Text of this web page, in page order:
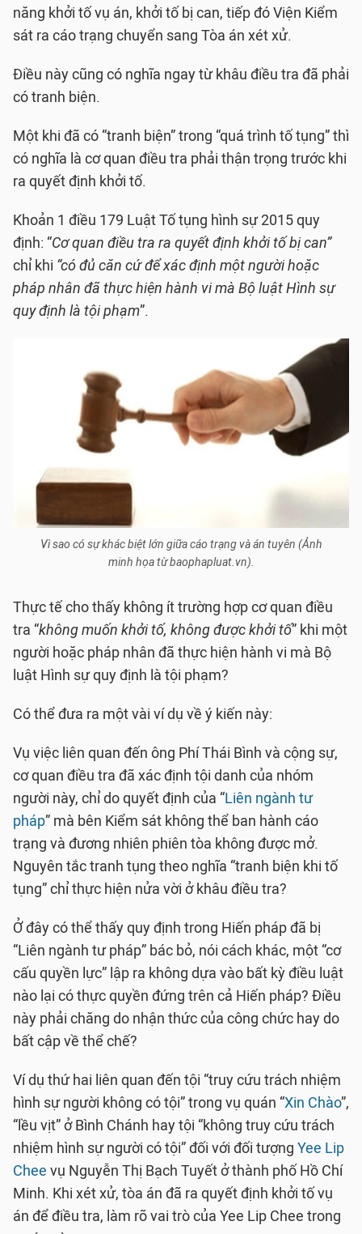
năng khởi tố vụ án, khởi tố bị can, tiếp đó Viện Kiểm
sát ra cáo trạng chuyển sang Tòa án xét xử.
Điều này cũng có nghĩa ngay từ khâu điều tra đã phải
có tranh biện.
Một khi đã có “tranh biện” trong “quá trình tố tụng” thì
có nghĩa là cơ quan điều tra phải thận trọng trước khi
ra quyết định khởi tố.
Khoản 1 điều 179 Luật Tố tụng hình sự 2015 quy
định: “Cơ quan điều tra ra quyết định khởi tố bị can”
chỉ khi “có đủ căn cứ để xác định một người hoặc
pháp nhân đã thực hiện hành vi mà Bộ luật Hình sự
quy định là tội phạm”.
Vì sao có sự khác biệt lớn giữa cáo trạng và án tuyên (Ảnh
minh họa từ baophapluat.vn).
Thực tế cho thấy không ít trường hợp cơ quan điều
tra “không muốn khởi tố, không được khởi tố” khi một
người hoặc pháp nhân đã thực hiện hành vi mà Bộ
luật Hình sự quy định là tội phạm?
Có thể đưa ra một vài ví dụ về ý kiến này:
Vụ việc liên quan đến ông Phí Thái Bình và cộng sự,
cơ quan điều tra đã xác định tội danh của nhóm
người này, chỉ do quyết định của “Liên ngành tư
pháp” mà bên Kiểm sát không thể ban hành cáo
trạng và đương nhiên phiên tòa không được mở.
Nguyên tắc tranh tụng theo nghĩa “tranh biện khi tố
tụng” chỉ thực hiện nửa vời ở khâu điều tra?
Ở đây có thể thấy quy định trong Hiến pháp đã bị
“Liên ngành tư pháp” bác bỏ, nói cách khác, một “cơ
cấu quyền lực” lập ra không dựa vào bất kỳ điều luật
nào lại có thực quyền đứng trên cả Hiến pháp? Điều
này phải chăng do nhận thức của công chức hay do
bất cập về thể chế?
Ví dụ thứ hai liên quan đến tội “truy cứu trách nhiệm
hình sự người không có tội” trong vụ quán “Xin Chào”,
“lều vịt” ở Bình Chánh hay tội “không truy cứu trách
nhiệm hình sự người có tội” đối với đối tượng Yee Lip
Chee vụ Nguyễn Thị Bạch Tuyết ở thành phố Hồ Chí
Minh. Khi xét xử, tòa án đã ra quyết định khởi tố vụ
án để điều tra, làm rõ vai trò của Yee Lip Chee trong